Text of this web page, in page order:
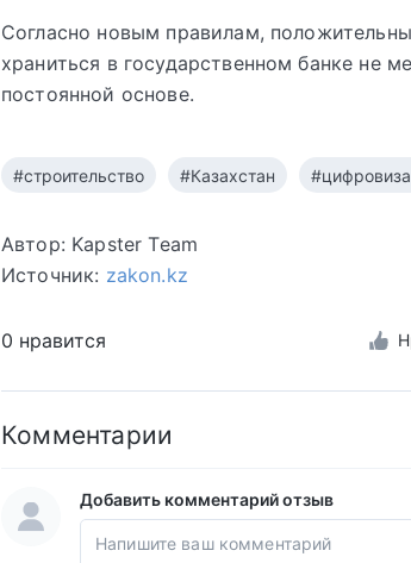
Согласно новым правилам,
храниться в государственном банке не
постоянной основе.
#cтроительство #Казахстан
Автор: Kapster Team
Источник: zakon.kz
0 нравится
Комментарии
Добавить комментарий отзыв